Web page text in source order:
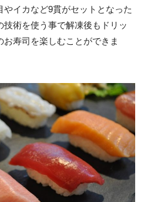
イカなど9貫がセットとなった
術を使う事で解凍後もドリッ
寿司を楽しむことができま